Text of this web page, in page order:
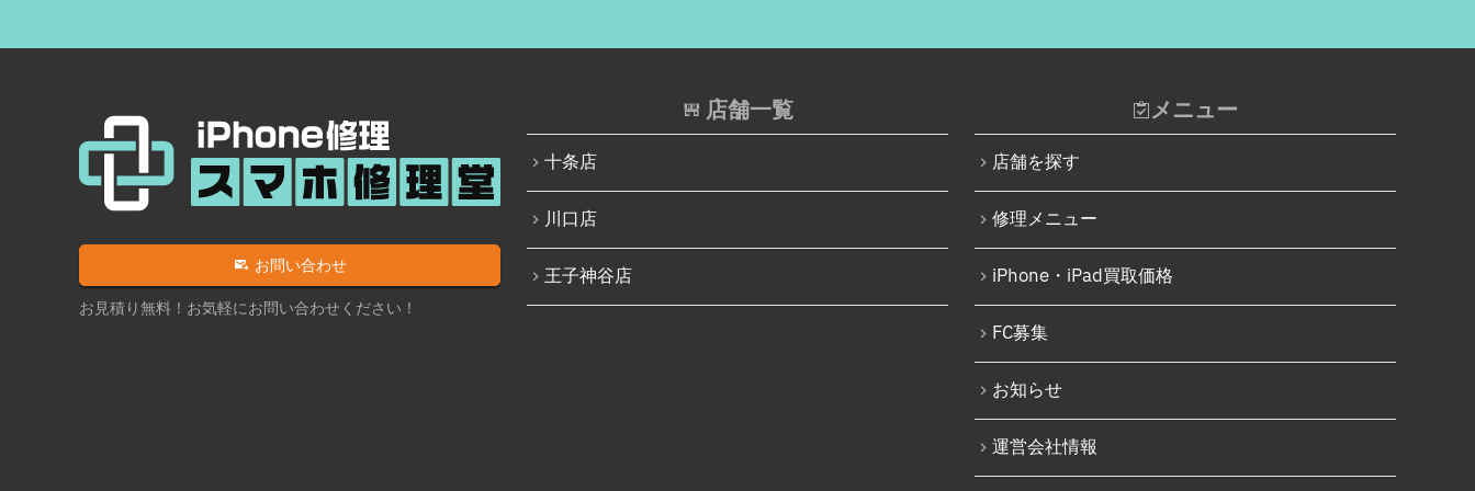
お問い合わせ
お見積り無料！お気軽にお問い合わせください！
店舗一覧
十条店
川口店
王子神谷店
メニュー
店舗を探す
修理メニュー
iPhone・iPad買取価格
FC募集
お知らせ
運営会社情報